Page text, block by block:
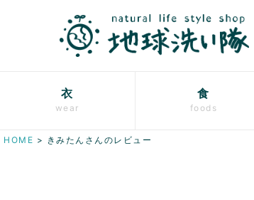
衣
wear
食
foods
HOME きみたんさんのレビュー